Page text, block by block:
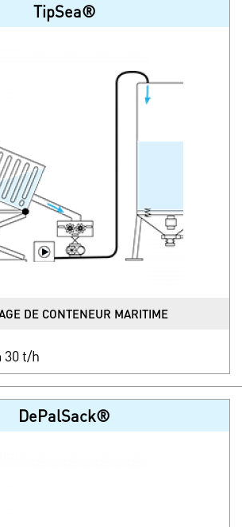
TipSea®
DE CONTENEUR MARITIME
30 t/h
DePalSack®